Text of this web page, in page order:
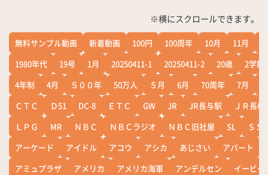
※横にスクロールできます。
無料サンプル動画 新着動画 100円 100周年 10月 11月
1980年代
19号 1月 20250411-1 20250411-2 20歳
2学期
4年制
4月 ５００年 50万人 ５月 6月 70周年 7月
ＣＴＣ
Ｄ51 DC-8 ＥＴＣ GW JR JR長与駅
ＪＲ長崎
ＬＰＧ
MR ＮＢＣ ＮＢＣラジオ ＮＢＣ旧社屋 SL
ＳＳ
アーケード
アイドル アコウ アシカ あじさい アパート
アミュプラザ
アメリカ アメリカ海軍 アンデルセン
イービー